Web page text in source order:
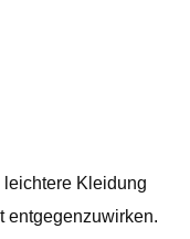
leichtere Kleidung
entgegenzuwirken.